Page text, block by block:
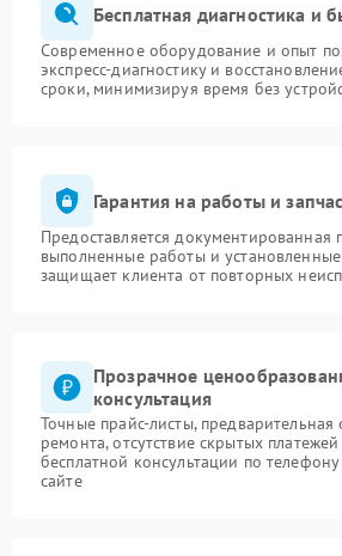
Бесплатная диагностика и
Современное оборудование и опыт
экспресс-диагностику и
сроки, минимизируя время без
Гарантия на работы и
Предоставляется документированная
выполненные работы и установленные
защищает клиента от повторных
Прозрачное
консультация
Точные прайс-листы, предварительная
ремонта, отсутствие скрытых
бесплатной консультации по
сайте